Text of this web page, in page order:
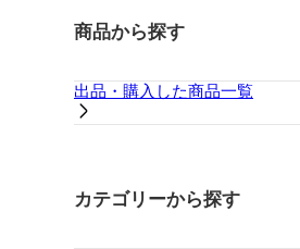
商品から探す
出品・購入した商品一覧
カテゴリーから探す